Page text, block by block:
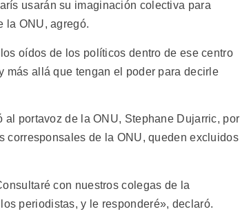
usarán su imaginación colectiva para
la ONU, agregó.
oídos de los políticos dentro de ese centro
más allá que tengan el poder para decirle
portavoz de la ONU, Stephane Dujarric, por
corresponsales de la ONU, queden excluidos
con nuestros colegas de la
periodistas, y le responderé», declaró.